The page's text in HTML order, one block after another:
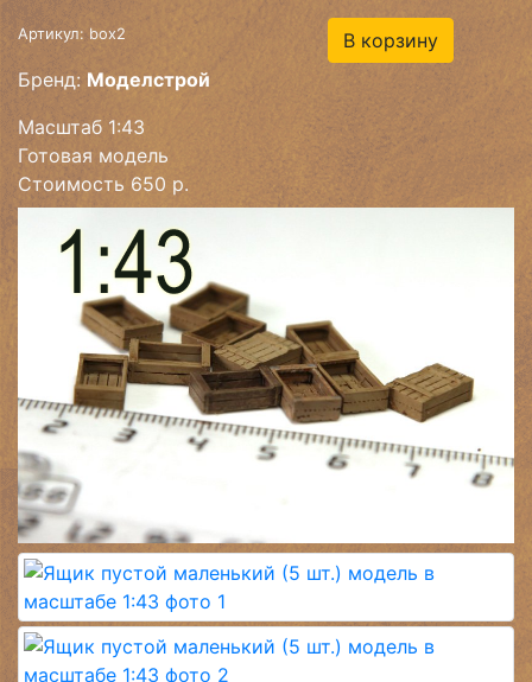
Артикул: box2
Бренд: Моделстрой
Масштаб 1:43
Готовая модель
Стоимость 650 р.
В корзину